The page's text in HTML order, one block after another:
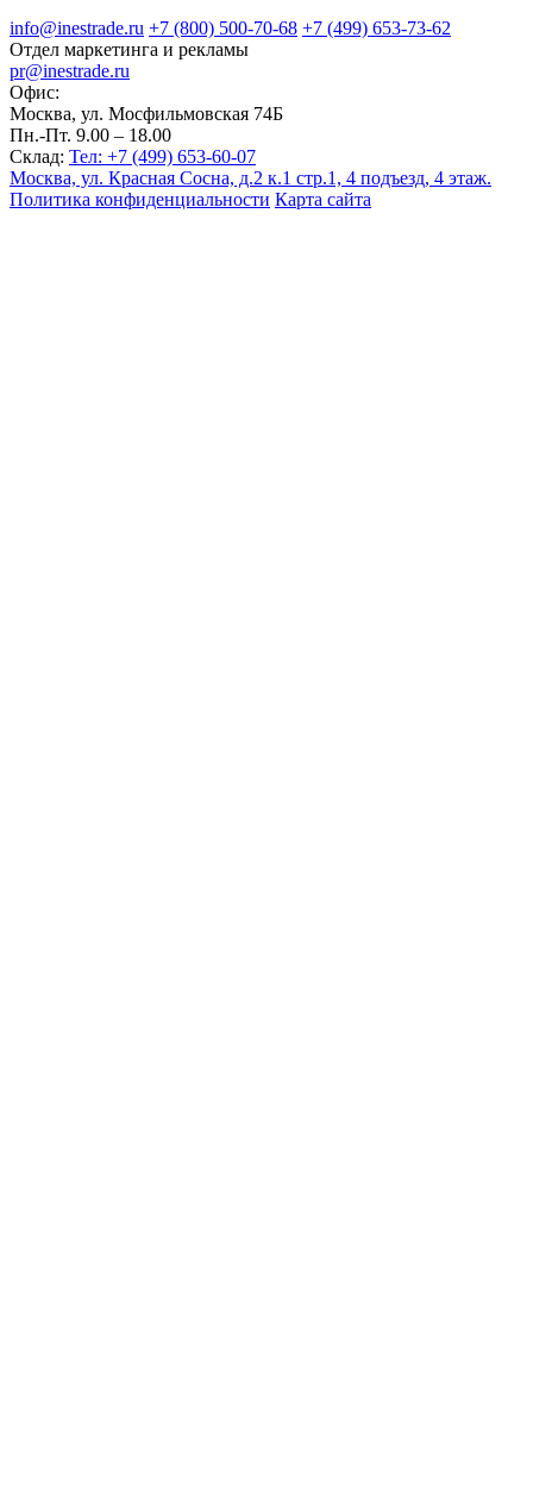
info@inestrade.ru +7 (800) 500-70-68 +7 (499) 653-73-62
Отдел маркетинга и рекламы
pr@inestrade.ru
Офис:
Москва, ул. Мосфильмовская 74Б
Пн.-Пт. 9.00 – 18.00
Склад: Тел: +7 (499) 653-60-07
Москва, ул. Красная Сосна, д.2 к.1 стр.1, 4 подъезд, 4 этаж.
Политика конфиденциальности Карта сайта